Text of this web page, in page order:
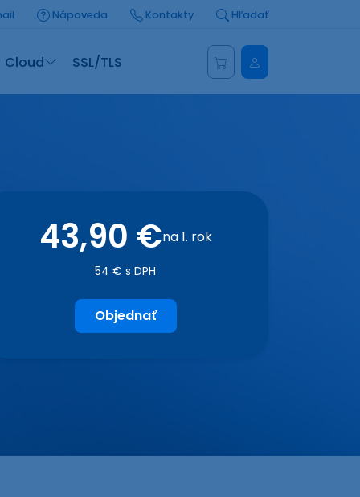
Nápoveda Kontakty Hľadať
Cloud SSL/TLS Administrácia
43,90 €na 1. rok
54 € s DPH
Objednať